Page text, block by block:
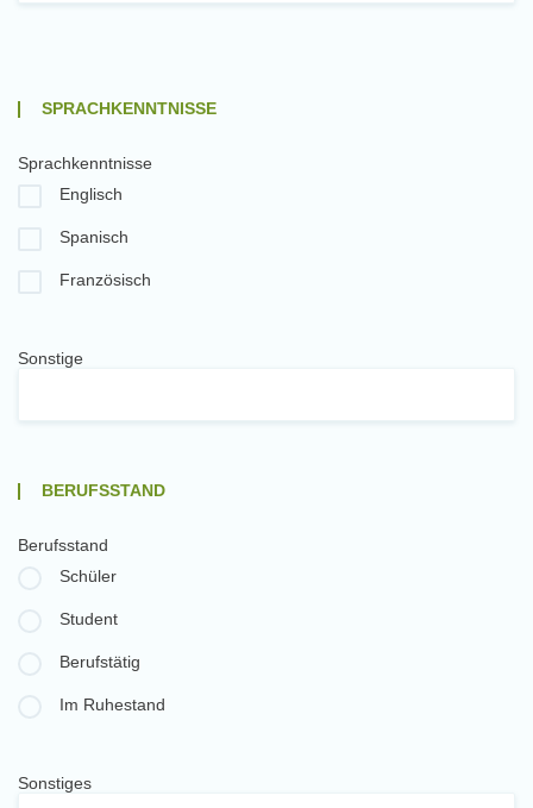
SPRACHKENNTNISSE
Sprachkenntnisse
Englisch
Spanisch
Französisch
Sonstige
BERUFSSTAND
Berufsstand
Schüler
Student
Berufstätig
Im Ruhestand
Sonstiges